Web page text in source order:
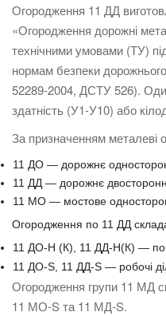
Огородження 11 ДД
«Огородження дорожні
технічними умовами (ТУ)
нормам безпеки
52289-2004, ДСТУ 526).
здатність (У1-У10) або
За призначенням металеві
11 ДО — дорожнє
11 ДД — дорожнє
11 МО — мостове
Огородження по 11 ДД
11 ДО-Н (К), 11 ДД-Н(К) —
11 ДО-S, 11 ДД-S — робочі
Огородження групи 11 МД
11 МО-S та 11 МД-S.